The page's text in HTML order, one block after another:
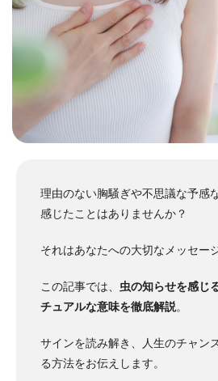
理由のない胸騒ぎや不思議な予感
感じたことはありませんか？
それはあなたへの大切なメッセー
この記事では、 虫の知らせを感じ
チュアルな意味を徹底解説。
サインを読み解き、人生のチャン
る方法をお伝えします。